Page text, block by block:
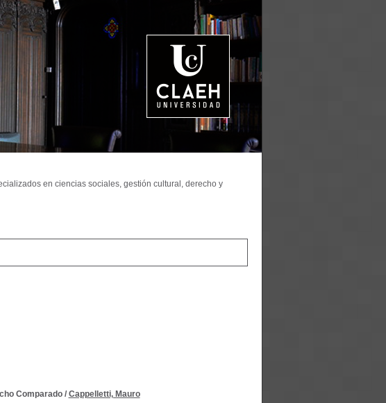
Comparado/ Cappelletti, Mauro
en ciencias sociales, gestión cultural, derecho y